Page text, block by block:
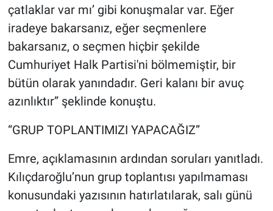
çatlaklar var mı’ gibi konuşmalar var. Eğer
iradeye bakarsanız, eğer seçmenlere
bakarsanız, o seçmen hiçbir şekilde
Cumhuriyet Halk Partisi'ni bölmemiştir, bir
bütün olarak yanındadır. Geri kalanı bir avuç
azınlıktır” şeklinde konuştu.
“GRUP TOPLANTIMIZI YAPACAĞIZ”
Emre, açıklamasının ardından soruları yanıtladı.
Kılıçdaroğlu’nun grup toplantısı yapılmaması
konusundaki yazısının hatırlatılarak, salı günü